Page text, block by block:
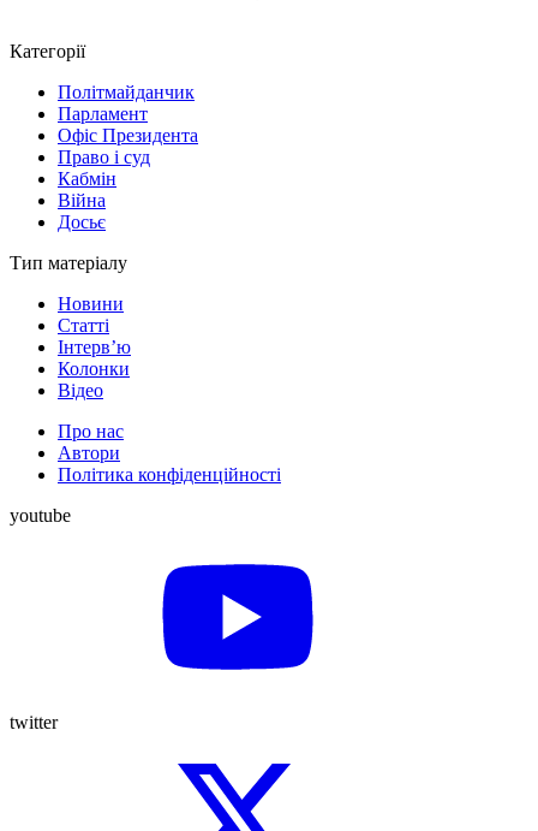
Категорії
Політмайданчик
Парламент
Офіс Президента
Право і суд
Кабмін
Війна
Досьє
Тип матеріалу
Новини
Статті
Інтерв’ю
Колонки
Відео
Про нас
Автори
Політика конфіденційності
youtube
twitter